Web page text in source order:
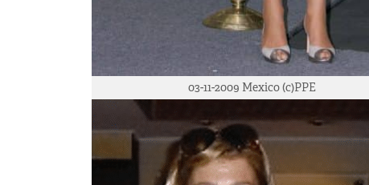
03-11-2009 Mexico (c)PPE